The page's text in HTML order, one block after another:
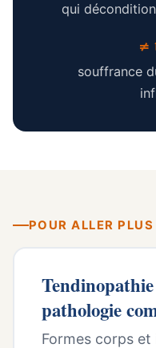
qui
≠
souffrance
POUR ALLER
pathologie
Formes corps